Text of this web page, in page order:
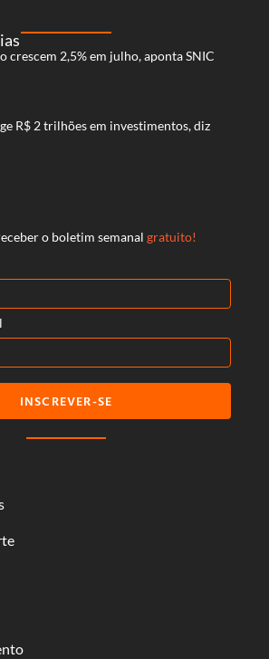
crescem 2,5% em julho, aponta SNIC
R$ 2 trilhões em investimentos, diz
o boletim semanal gratuito!
INSCREVER-SE